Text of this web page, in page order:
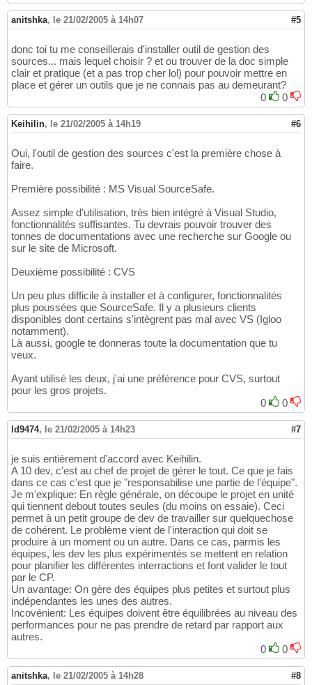
anitshka, le 21/02/2005 à 14h07 #5
donc toi tu me conseillerais d'installer outil de gestion des
sources... mais lequel choisir ? et ou trouver de la doc simple
clair et pratique (et a pas trop cher lol) pour pouvoir mettre en
place et gérer un outils que je ne connais pas au demeurant?
0
0
Keihilin, le 21/02/2005 à 14h19 #6
Oui, l'outil de gestion des sources c'est la première chose à
faire.
Première possibilité : MS Visual SourceSafe.
Assez simple d'utilisation, très bien intégré à Visual Studio,
fonctionnalités suffisantes. Tu devrais pouvoir trouver des
tonnes de documentations avec une recherche sur Google ou
sur le site de Microsoft.
Deuxième possibilité : CVS
Un peu plus difficile à installer et à configurer, fonctionnalités
plus poussées que SourceSafe. Il y a plusieurs clients
disponibles dont certains s'intègrent pas mal avec VS (Igloo
notamment).
Là aussi, google te donneras toute la documentation que tu
veux.
Ayant utilisé les deux, j'ai une préférence pour CVS, surtout
pour les gros projets.
0
0
ld9474, le 21/02/2005 à 14h23 #7
je suis entièrement d'accord avec Keihilin.
A 10 dev, c'est au chef de projet de gérer le tout. Ce que je fais
dans ce cas c'est que je "responsabilise une partie de l'équipe".
Je m'explique: En règle générale, on découpe le projet en unité
qui tiennent debout toutes seules (du moins on essaie). Ceci
permet à un petit groupe de dev de travailler sur quelquechose
de cohérent. Le problème vient de l'interaction qui doit se
produire à un moment ou un autre. Dans ce cas, parmis les
équipes, les dev les plus expérimentés se mettent en relation
pour planifier les différentes interractions et font valider le tout
par le CP.
Un avantage: On gère des équipes plus petites et surtout plus
indépendantes les unes des autres.
Incovénient: Les équipes doivent être équilibrées au niveau des
performances pour ne pas prendre de retard par rapport aux
autres.
0
0
anitshka, le 21/02/2005 à 14h28 #8